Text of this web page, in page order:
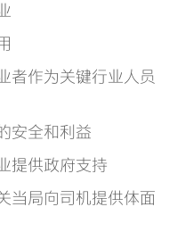
者作为关键行业人员
安全和利益
提供政府支持
当局向司机提供体面